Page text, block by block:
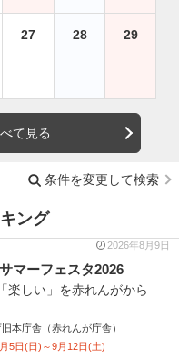
27 28 29
て見る
条件を変更して検索
ング
2026年8月9日
マーフェスタ2026
楽しい」を赤れんがから
本庁舎（赤れんが庁舎）
5日(日)～9月12日(土)